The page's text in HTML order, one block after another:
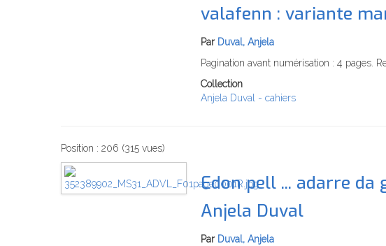
valafenn : variante
Par Duval, Anjela
Pagination avant numérisation : 4 pages.
Collection
Anjela Duval - cahiers
Position : 206 (315 vues)
Edon pell ... adarre
Anjela Duval
Par Duval, Anjela